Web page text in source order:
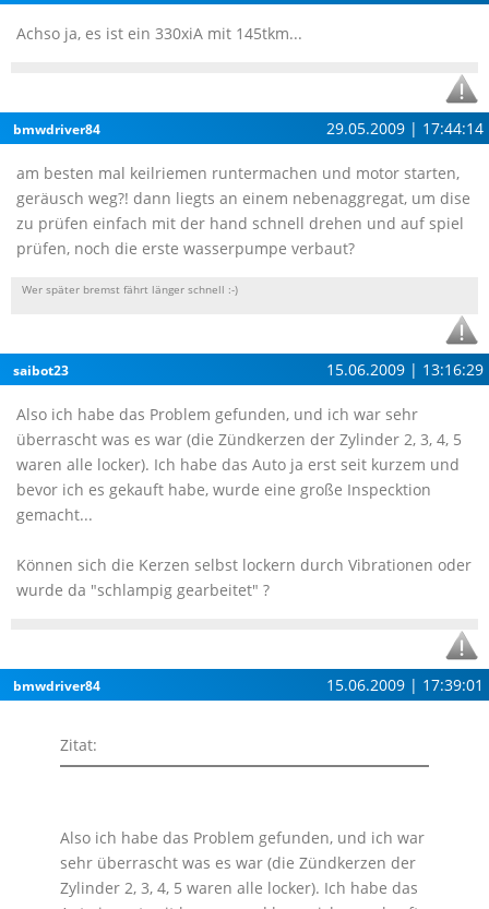
Achso ja, es ist ein 330xiA mit 145tkm...
bmwdriver84 29.05.2009 | 17:44:14
am besten mal keilriemen runtermachen und motor starten,
geräusch weg?! dann liegts an einem nebenaggregat, um dise
zu prüfen einfach mit der hand schnell drehen und auf spiel
prüfen, noch die erste wasserpumpe verbaut?
Wer später bremst fährt länger schnell :-)
saibot23 15.06.2009 | 13:16:29
Also ich habe das Problem gefunden, und ich war sehr
überrascht was es war (die Zündkerzen der Zylinder 2, 3, 4, 5
waren alle locker). Ich habe das Auto ja erst seit kurzem und
bevor ich es gekauft habe, wurde eine große Inspecktion
gemacht...
Können sich die Kerzen selbst lockern durch Vibrationen oder
wurde da "schlampig gearbeitet" ?
bmwdriver84 15.06.2009 | 17:39:01
Zitat:
Also ich habe das Problem gefunden, und ich war
sehr überrascht was es war (die Zündkerzen der
Zylinder 2, 3, 4, 5 waren alle locker). Ich habe das